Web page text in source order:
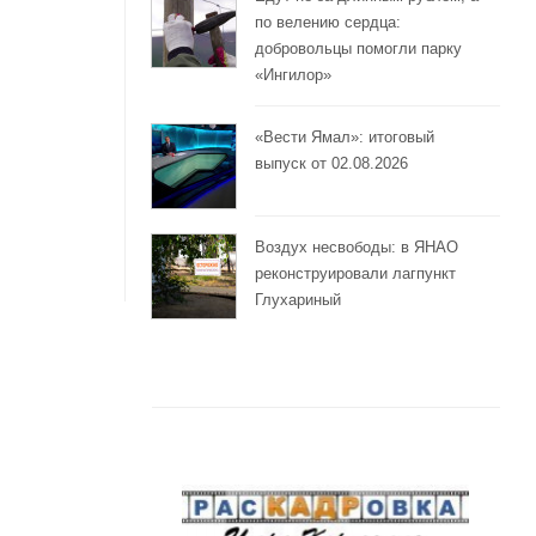
по велению сердца:
добровольцы помогли парку
«Ингилор»
«Вести Ямал»: итоговый
выпуск от 02.08.2026
Воздух несвободы: в ЯНАО
реконструировали лагпункт
Глухариный